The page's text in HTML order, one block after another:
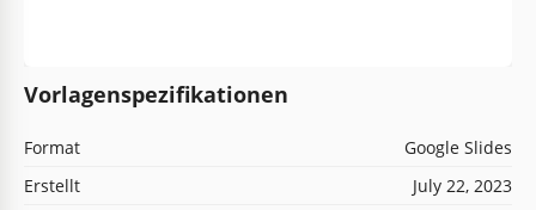
Vorlagenspezifikationen
Format
Google Slides
Erstellt
July 22, 2023